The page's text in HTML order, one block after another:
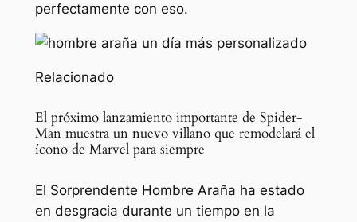
perfectamente con eso.
Relacionado
El próximo lanzamiento importante de Spider-
Man muestra un nuevo villano que remodelará el
ícono de Marvel para siempre
El Sorprendente Hombre Araña ha estado
en desgracia durante un tiempo en la